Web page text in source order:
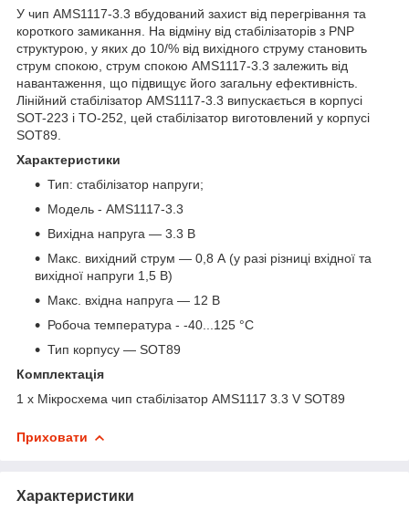
У чип AMS1117-3.3 вбудований захист від перегрівання та
короткого замикання. На відміну від стабілізаторів з PNP
структурою, у яких до 10/% від вихідного струму становить
струм спокою, струм спокою AMS1117-3.3 залежить від
навантаження, що підвищує його загальну ефективність.
Лінійний стабілізатор AMS1117-3.3 випускається в корпусі
SOT-223 і TO-252, цей стабілізатор виготовлений у корпусі
SOT89.
Характеристики
Тип: стабілізатор напруги;
Модель - AMS1117-3.3
Вихідна напруга — 3.3 В
Макс. вихідний струм — 0,8 А (у разі різниці вхідної та
вихідної напруги 1,5 В)
Макс. вхідна напруга — 12 В
Робоча температура - -40...125 °С
Тип корпусу — SOT89
Комплектація
1 x Мікросхема чип стабілізатор AMS1117 3.3 V SOT89
Приховати
Характеристики